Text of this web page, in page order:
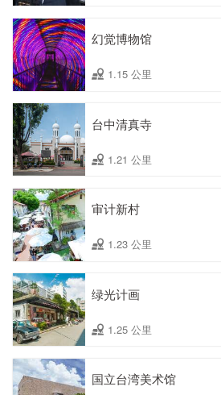
幻觉博物馆
1.15 公里
台中清真寺
1.21 公里
审计新村
1.23 公里
绿光计画
1.25 公里
国立台湾美术馆